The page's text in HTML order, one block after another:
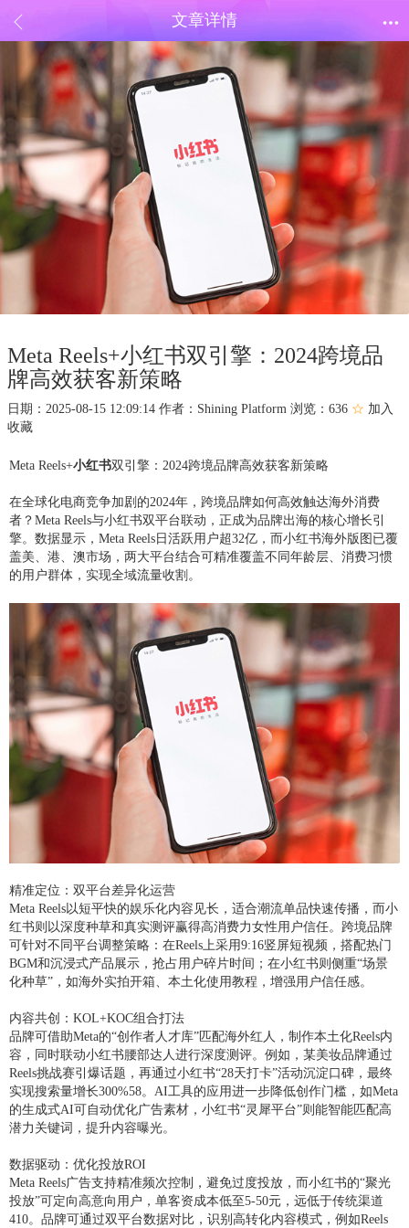
文章详情
Meta Reels+小红书双引擎：2024跨境品
牌高效获客新策略
日期： 2025-08-15 12:09:14作者： Shining Platform 浏览：636 ☆ 加入
收藏
Meta Reels+小红书双引擎：2024跨境品牌高效获客新策略
在全球化电商竞争加剧的2024年，跨境品牌如何高效触达海外消费
者？Meta Reels与小红书双平台联动，正成为品牌出海的核心增长引
擎。数据显示，Meta Reels日活跃用户超32亿，而小红书海外版图已覆
盖美、港、澳市场，两大平台结合可精准覆盖不同年龄层、消费习惯
的用户群体，实现全域流量收割。
精准定位：双平台差异化运营
Meta Reels以短平快的娱乐化内容见长，适合潮流单品快速传播，而小
红书则以深度种草和真实测评赢得高消费力女性用户信任。跨境品牌
可针对不同平台调整策略：在Reels上采用9:16竖屏短视频，搭配热门
BGM和沉浸式产品展示，抢占用户碎片时间；在小红书则侧重“场景
化种草”，如海外实拍开箱、本土化使用教程，增强用户信任感。
内容共创：KOL+KOC组合打法
品牌可借助Meta的“创作者人才库”匹配海外红人，制作本土化Reels内
容，同时联动小红书腰部达人进行深度测评。例如，某美妆品牌通过
Reels挑战赛引爆话题，再通过小红书“28天打卡”活动沉淀口碑，最终
实现搜索量增长300%58。AI工具的应用进一步降低创作门槛，如Meta
的生成式AI可自动优化广告素材，小红书“灵犀平台”则能智能匹配高
潜力关键词，提升内容曝光。
数据驱动：优化投放ROI
Meta Reels广告支持精准频次控制，避免过度投放，而小红书的“聚光
投放”可定向高意向用户，单客资成本低至5-50元，远低于传统渠道
410。品牌可通过双平台数据对比，识别高转化内容模式，例如Reels